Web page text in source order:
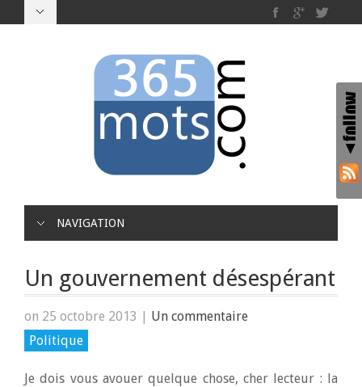
NAVIGATION
Un gouvernement désespérant
on 25 octobre 2013 | Un commentaire
Politique
Je dois vous avouer quelque chose, cher lecteur : la